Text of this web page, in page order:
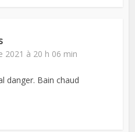
2021 à 20 h 06 min
danger. Bain chaud